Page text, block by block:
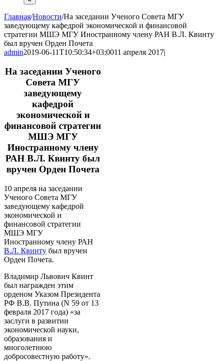
Главная/Новости/На заседании Ученого Совета МГУ
заведующему кафедрой экономической и финансовой
стратегии МШЭ МГУ Иностранному члену РАН В.Л. Квинту
был вручен Орден Почета
admin2019-06-11T10:50:34+03:0011 апреля 2017|
На заседании Ученого
Совета МГУ
заведующему
кафедрой
экономической и
финансовой стратегии
МШЭ МГУ
Иностранному члену
РАН В.Л. Квинту был
вручен Орден Почета
10 апреля на заседании
Ученого Совета МГУ
заведующему кафедрой
экономической и
финансовой стратегии
МШЭ МГУ
Иностранному члену РАН
В.Л. Квинту был вручен
Орден Почета.
Владимир Львович Квинт
был награжден этим
орденом Указом Президента
РФ В.В. Путина (N 59 от 13
февраля 2017 года) «за
заслуги в развитии
экономической науки,
образования и
многолетнюю
добросовестную работу».